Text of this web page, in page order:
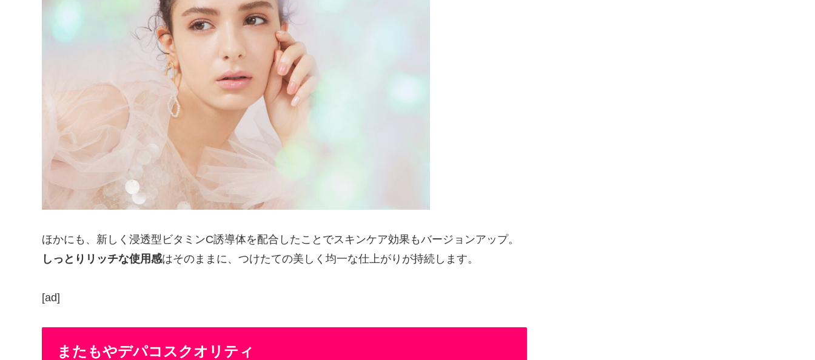
ほかにも、新しく浸透型ビタミンC誘導体を配合したことでスキンケア効果もバージョンアップ。
しっとりリッチな使用感はそのままに、つけたての美しく均一な仕上がりが持続します。
[ad]
またもやデパコスクオリティ